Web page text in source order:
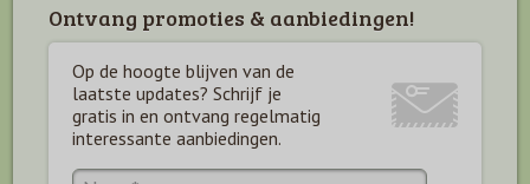
Ontvang promoties & aanbiedingen!
Op de hoogte blijven van de
laatste updates? Schrijf je
gratis in en ontvang regelmatig
interessante aanbiedingen.